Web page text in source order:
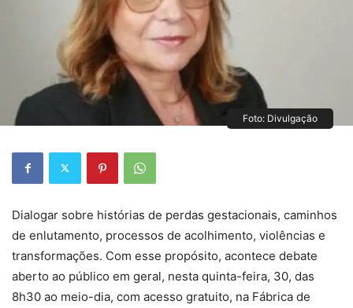
Foto: Divulgação
Dialogar sobre histórias de perdas gestacionais, caminhos
de enlutamento, processos de acolhimento, violências e
transformações. Com esse propósito, acontece debate
aberto ao público em geral, nesta quinta-feira, 30, das
8h30 ao meio-dia, com acesso gratuito, na Fábrica de